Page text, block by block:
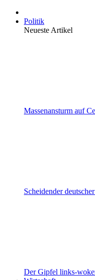
Politik
Neueste Artikel
Massenansturm auf
Scheidender
Der Gipfel links-